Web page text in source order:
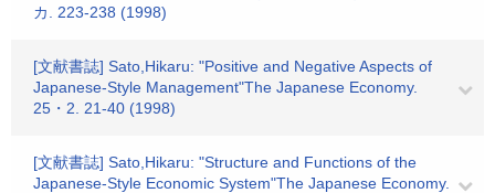
カ. 223-238 (1998)
[文献書誌] Sato,Hikaru: "Positive and Negative Aspects of
Japanese-Style Management"The Japanese Economy.
25・2. 21-40 (1998)
[文献書誌] Sato,Hikaru: "Structure and Functions of the
Japanese-Style Economic System"The Japanese Economy.